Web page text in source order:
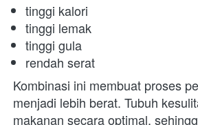
tinggi kalori
tinggi lemak
tinggi gula
rendah serat
Kombinasi ini membuat proses
menjadi lebih berat. Tubuh
makanan secara optimal,